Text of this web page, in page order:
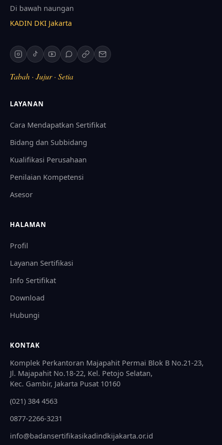
Di bawah naungan
KADIN DKI Jakarta
Tabah · Jujur · Setia
LAYANAN
Cara Mendapatkan Sertifikat
Bidang dan Subbidang
Kualifikasi Perusahaan
Penilaian Kompetensi
Asesor
HALAMAN
Profil
Layanan Sertifikasi
Info Sertifikat
Download
Hubungi
KONTAK
Komplek Perkantoran Majapahit Permai Blok B No.21-23,
Jl. Majapahit No.18-22, Kel. Petojo Selatan,
Kec. Gambir, Jakarta Pusat 10160
(021) 384 4563
0877-2266-3231
info@badansertifikasikadindkijakarta.or.id